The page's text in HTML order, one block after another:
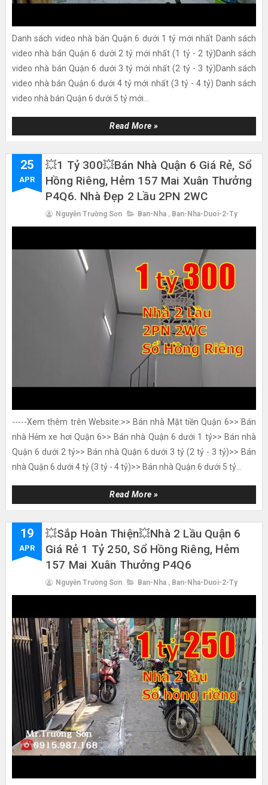
Danh sách video nhà bán Quận 6 dưới 1 tỷ mới nhất Danh sách
video nhà bán Quận 6 dưới 2 tỷ mới nhất (1 tỷ - 2 tỷ)Danh sách
video nhà bán Quận 6 dưới 3 tỷ mới nhất (2 tỷ - 3 tỷ)Danh sách
video nhà bán Quận 6 dưới 4 tỷ mới nhất (3 tỷ - 4 tỷ) Danh sách
video nhà bán Quận 6 dưới 5 tỷ mới...
Read More »
25
APR
💥1 Tỷ 300💥Bán Nhà Quận 6 Giá Rẻ, Sổ
Hồng Riêng, Hẻm 157 Mai Xuân Thưởng
P4Q6. Nhà Đẹp 2 Lầu 2PN 2WC
Nguyễn Trường Sơn Ban-Nha , Ban-Nha-Duoi-2-Ty
-----Xem thêm trên Website:>> Bán nhà Mặt tiền Quận 6>> Bán
nhà Hẻm xe hơi Quận 6>> Bán nhà Quận 6 dưới 1 tỷ>> Bán nhà
Quận 6 dưới 2 tỷ>> Bán nhà Quận 6 dưới 3 tỷ (2 tỷ - 3 tỷ)>> Bán
nhà Quận 6 dưới 4 tỷ (3 tỷ - 4 tỷ)>> Bán nhà Quận 6 dưới 5 tỷ...
Read More »
19
APR
💥Sắp Hoàn Thiện💥nhà 2 Lầu Quận 6
Giá Rẻ 1 Tỷ 250, Sổ Hồng Riêng, Hẻm
157 Mai Xuân Thưởng P4Q6
Nguyễn Trường Sơn Ban-Nha , Ban-Nha-Duoi-2-Ty